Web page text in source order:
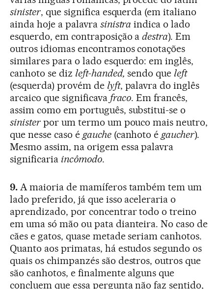
sinister, que significa esquerda (em italiano
ainda hoje a palavra sinistra indica o lado
esquerdo, em contraposição adestra). Em
outros idiomas encontramos conotações
similares para o lado esquerdo: em inglês,
canhoto se diz left-handed, sendo que left
(esquerda) provém de lyft, palavra do inglês
arcaico que significava fraco. Em francês,
assim como em português, substitui-se o
sinisterpor um termo um pouco mais neutro,
que nesse caso é gauche(canhoto égaucher).
Mesmo assim, na origem essa palavra
significaria incômodo.
9.A maioria de mamíferos também tem um
lado preferido, já que isso aceleraria o
aprendizado, por concentrar todo o treino
em uma só mão ou pata dianteira. No caso de
cães e gatos, quase metade seriam canhotos.
Quanto aos primatas, há estudos segundo os
quais os chimpanzés são destros, outros que
são canhotos, e finalmente alguns que
concluem que essa pergunta não faz sentido,